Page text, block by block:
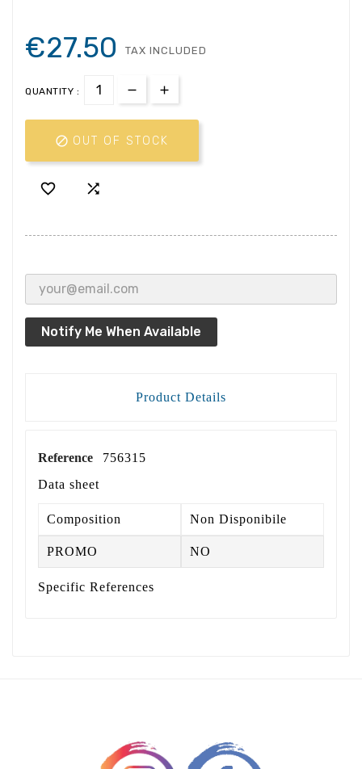
€27.50 TAX INCLUDED
QUANTITY :
 OUT OF STOCK
 
Notify Me When Available
Product Details
Reference
756315
Data sheet
Composition Non Disponibile
PROMO NO
Specific References